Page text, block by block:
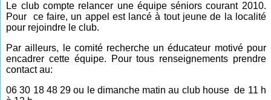
Le club compte relancer une équipe séniors courant 2010.
Pour ce faire, un appel est lancé à tout jeune de la localité
pour rejoindre le club.
Par ailleurs, le comité recherche un éducateur motivé pour
encadrer cette équipe. Pour tous renseignements prendre
contact au:
06 30 18 48 29 ou le dimanche matin au club house de 11 h